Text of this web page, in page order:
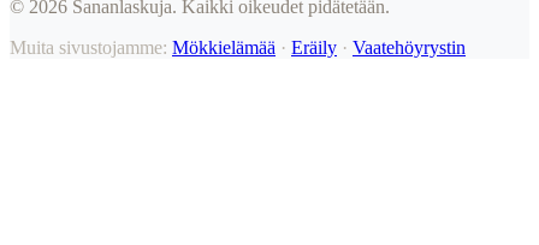
© 2026 Sananlaskuja. Kaikki oikeudet pidätetään.
Muita sivustojamme: Mökkielämää · Eräily · Vaatehöyrystin